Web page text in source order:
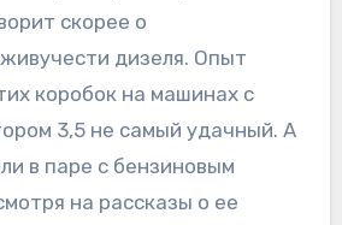
скорее о
дизеля. Опыт
коробок на машинах с
3,5 не самый удачный. А
в паре с бензиновым
на рассказы о ее